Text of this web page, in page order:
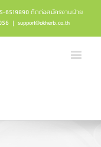
6519890 ติดต่อสมัครงานฝ่าย
| support@okherb.co.th